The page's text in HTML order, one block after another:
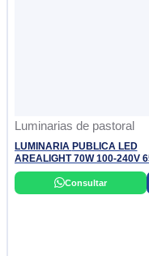
Luminarias de pastoral
LUMINARIA PUBLICA LED
AREALIGHT 70W 100-240V
LEDVANCE
Consultar